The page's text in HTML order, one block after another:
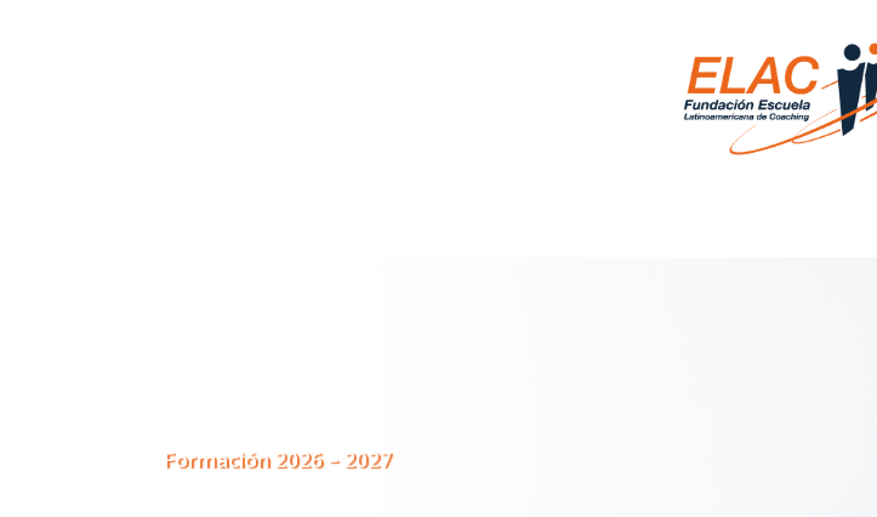
Formación 2026 – 2027